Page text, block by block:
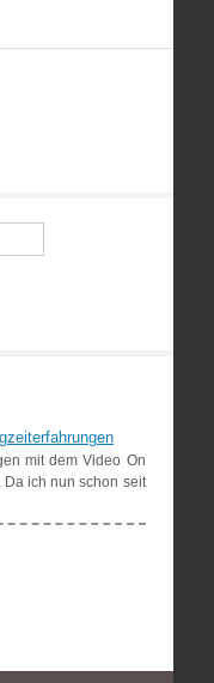
mit dem Video On
Da ich nun schon seit